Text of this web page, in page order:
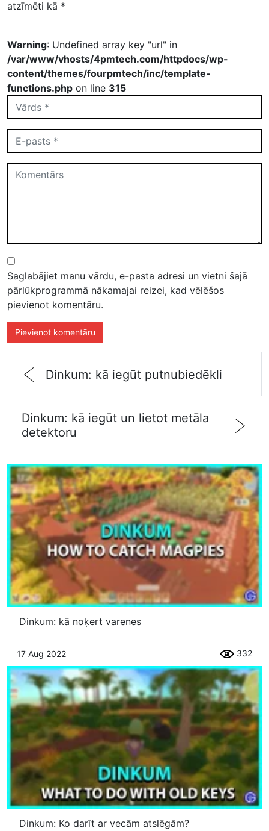
atzīmēti kā *
Warning: Undefined array key "url" in
/var/www/vhosts/4pmtech.com/httpdocs/wp-
content/themes/fourpmtech/inc/template-
functions.php on line 315
Saglabājiet manu vārdu, e-pasta adresi un vietni šajā
pārlūkprogrammā nākamajai reizei, kad vēlēšos
pievienot komentāru.
Dinkum: kā iegūt putnubiedēkli
Dinkum: kā iegūt un lietot metāla
detektoru
Dinkum: kā noķert varenes
17 Aug 2022 332
Dinkum: Ko darīt ar vecām atslēgām?